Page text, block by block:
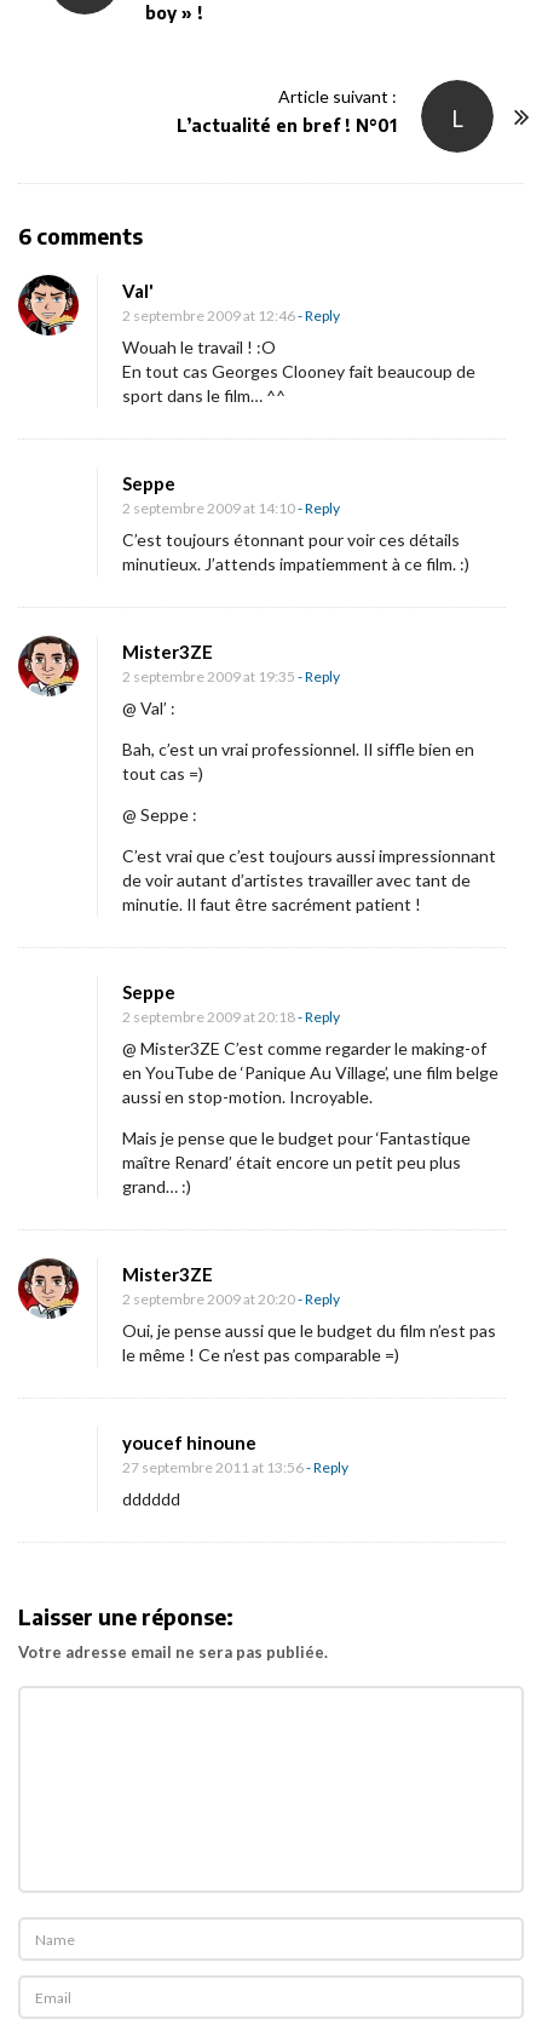
boy » !
L
Article suivant :
L’actualité en bref ! N°01
6 commentsO
L
f
a
c
c
c
e
d
«
F
a
n
a
s
t
i
q
e
m
t
r
e
n
a
r
d
»
Val'
2 septembre 2009 at 12:46- Reply
Wouah le travail ! :O
En tout cas Georges Clooney fait beaucoup de
sport dans le film… ^^
Seppe
2 septembre 2009 at 14:10- Reply
C’est toujours étonnant pour voir ces détails
minutieux. J’attends impatiemment à ce film. :)
Mister3ZE
2 septembre 2009 at 19:35 - Reply
@ Val’ :
Bah, c’est un vrai professionnel. Il siffle bien en
tout cas =)
@ Seppe :
C’est vrai que c’est toujours aussi impressionnant
de voir autant d’artistes travailler avec tant de
minutie. Il faut être sacrément patient !
Seppe
2 septembre 2009 at 20:18- Reply
@ Mister3ZE C’est comme regarder le making-of
en YouTube de ‘Panique Au Village’, une film belge
aussi en stop-motion. Incroyable.
Mais je pense que le budget pour ‘Fantastique
maître Renard’ était encore un petit peu plus
grand… :)
Mister3ZE
2 septembre 2009 at 20:20- Reply
Oui, je pense aussi que le budget du film n’est pas
le même ! Ce n’est pas comparable =)
youcef hinoune
27 septembre 2011 at 13:56- Reply
dddddd
Laisser une réponse:
Votre adresse email ne sera pas publiée.